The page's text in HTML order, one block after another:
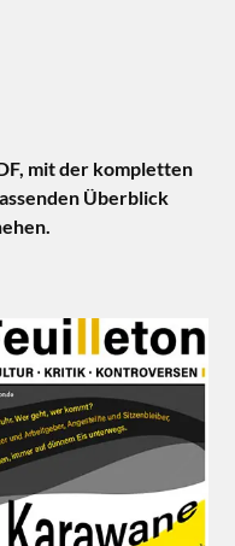
mit der kompletten
Überblick